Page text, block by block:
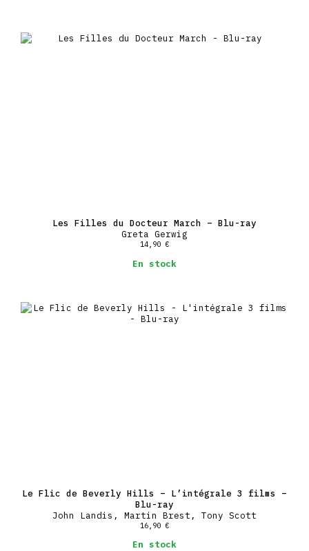
Les Filles du Docteur March – Blu-ray
Greta Gerwig
14,90 €
En stock
Le Flic de Beverly Hills – L’intégrale 3 films –
Blu-ray
John Landis, Martin Brest, Tony Scott
16,90 €
En stock